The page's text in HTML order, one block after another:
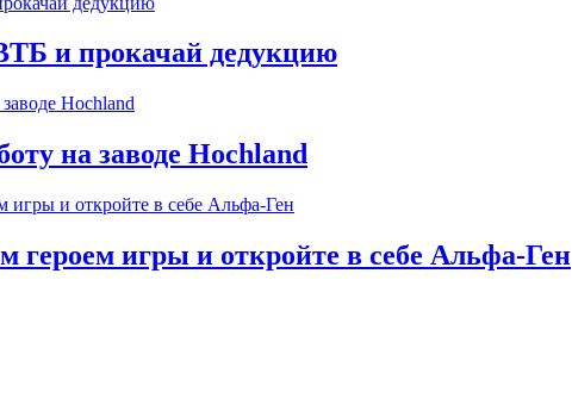
и прокачай дедукцию
на заводе Hochland
героем игры и откройте в себе Альфа-Ген